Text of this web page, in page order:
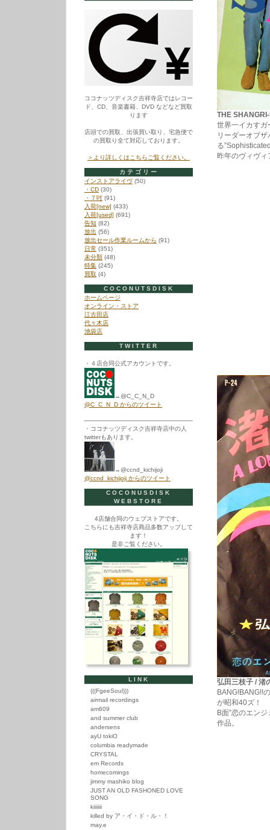
THE
世界一イカすガ
リーダーオブ
る
昨年のヴィヴ
弘田三枝子 / 渚
BANG!BANG!!
が昭和40ズ！
B面”恋のエン
作品。
ココナッツディスク吉祥寺店ではレコー
ド、CD、音楽書籍、DVD などなど買取
ります
店頭での買取、出張買い取り、宅急便で
の買取り全て対応しております。
＞より詳しくはこちらご覧ください。
カテゴリー
インストアライヴ(50)
・CD (30)
・７吋 (91)
入荷[new] (433)
入荷[used] (691)
告知 (82)
放出 (56)
放出セール作業ルームから (91)
日常 (351)
未分類 (48)
特集 (245)
買取 (4)
COCONUTSDISK
ホームページ
オンライン・ストア
江古田店
代々木店
池袋店
TWITTER
・４店合同公式アカウントです。
→@C_C_N_D
@C_C_N_D からのツイート
・ココナッツディスク吉祥寺店中の人
twitterもあります。
→@ccnd_kichijoji
@ccnd_kichijoji からのツイート
COCONUSDISK
WEBSTORE
4店舗合同のウェブストアです。
こちらにも吉祥寺店商品多数アップして
ます！
是非ご覧ください。
LINK
(((FgeeSoul)))
airmail recordings
am609
and summer club
andersens
ayU tokiO
columbia readymade
CRYSTAL
em Records
homecomings
jimmy mashiko blog
JUST AN OLD FASHONED LOVE
SONG
kiiiiiii
killed by ア・イ・ド・ル・！
may.e